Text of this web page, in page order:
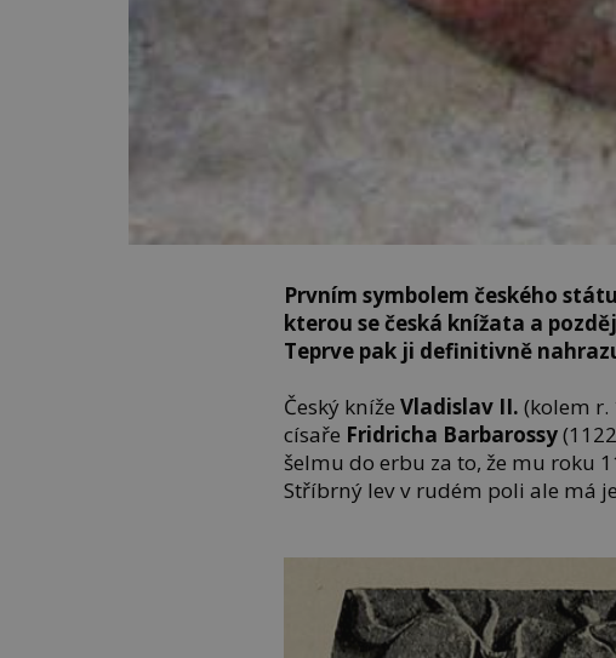
Prvním symbolem českého
kterou se česká knížata a
Teprve pak ji definitivně
Český knížeVladislav II. (kolem r.
císaře Fridricha Barbarossy
šelmu do erbu za to, že mu roku
Stříbrný lev v rudém poli ale má